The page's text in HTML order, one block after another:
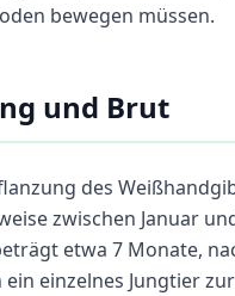
bewegen müssen.
und Brut
des
zwischen Januar
etwa 7 Monate,
ein einzelnes Jungtier